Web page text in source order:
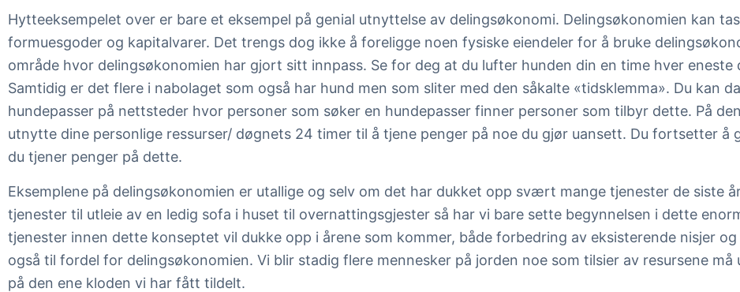
Hytteeksempelet over er bare et eksempel på genial utnyttelse av delingsøkonomi. Delingsøkonomien kan
formuesgoder og kapitalvarer. Det trengs dog ikke å foreligge noen fysiske eiendeler for å bruke
område hvor delingsøkonomien har gjort sitt innpass. Se for deg at du lufter hunden din en time hver
Samtidig er det flere i nabolaget som også har hund men som sliter med den såkalte «tidsklemma». Du kan
hundepasser på nettsteder hvor personer som søker en hundepasser finner personer som tilbyr dette. På
utnytte dine personlige ressurser/ døgnets 24 timer til å tjene penger på noe du gjør uansett. Du fortsetter å
du tjener penger på dette.
Eksemplene på delingsøkonomien er utallige og selv om det har dukket opp svært mange tjenester de siste
tjenester til utleie av en ledig sofa i huset til overnattingsgjester så har vi bare sette begynnelsen i dette
tjenester innen dette konseptet vil dukke opp i årene som kommer, både forbedring av eksisterende nisjer
også til fordel for delingsøkonomien. Vi blir stadig flere mennesker på jorden noe som tilsier av resursene
på den ene kloden vi har fått tildelt.